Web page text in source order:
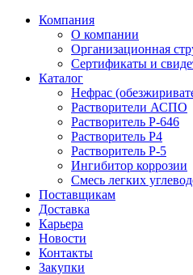
Компания
О компании
Организационная
Сертификаты и
Каталог
Нефрас
Растворители АСПО
Растворитель P-646
Растворитель Р4
Растворитель Р-5
Ингибитор коррозии
Смесь легких
Поставщикам
Доставка
Карьера
Новости
Контакты
Закупки